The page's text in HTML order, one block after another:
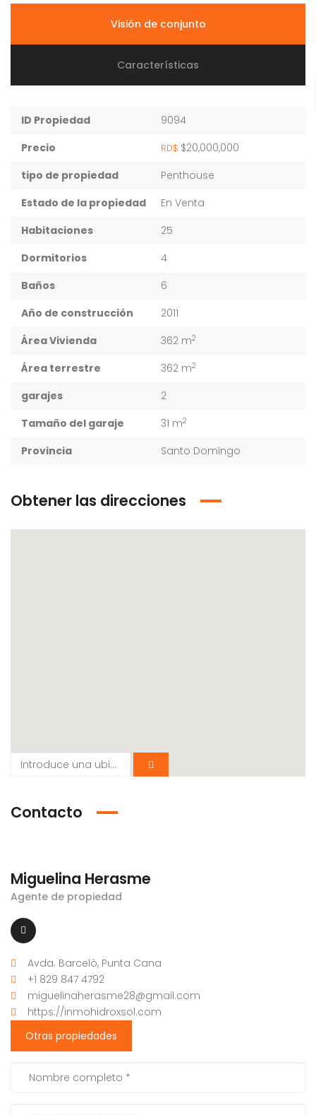
Visión de conjunto
Características
ID Propiedad
9094
Precio
RD$ $20,000,000
tipo de propiedad
Penthouse
Estado de la propiedad
En Venta
Habitaciones
25
Dormitorios
4
Baños
6
Año de construcción
2011
Área Vivienda
362 m2
Área terrestre 362 m2
garajes
2
Tamaño del garaje
31 m2
Provincia Santo Domingo
Obtener las direcciones
Contacto
Miguelina Herasme
Agente de propiedad
Avda. Barcelò, Punta Cana
+1 829 847 4792
miguelinaherasme28@gmail.com
https://inmohidroxsol.com
Otras propiedades